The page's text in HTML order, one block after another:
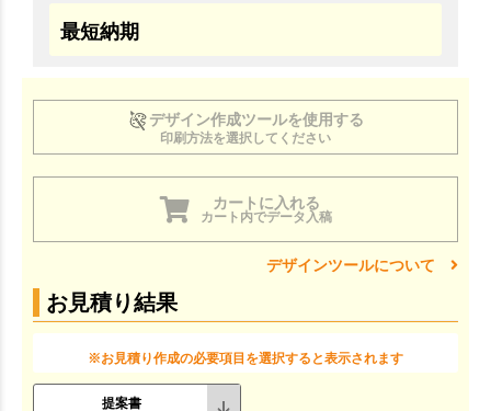
最短納期
デザイン作成ツールを使用する
印刷方法を選択してください
カートに入れる
カート内でデータ入稿
デザインツールについて
お見積り結果
※お見積り作成の必要項目を選択すると表示されます
提案書